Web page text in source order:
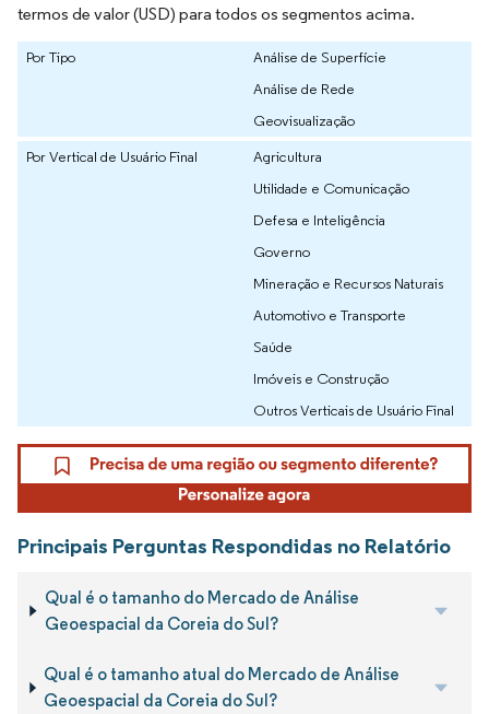
termos de valor (USD) para todos os segmentos acima.
Por Tipo
Análise de Superfície
Análise de Rede
Geovisualização
Por Vertical de Usuário Final
Agricultura
Utilidade e Comunicação
Defesa e Inteligência
Governo
Mineração e Recursos Naturais
Automotivo e Transporte
Saúde
Imóveis e Construção
Outros Verticais de Usuário Final
Principais Perguntas Respondidas no Relatório
Qual é o tamanho do Mercado de Análise
Geoespacial da Coreia do Sul?
Qual é o tamanho atual do Mercado de Análise
Geoespacial da Coreia do Sul?